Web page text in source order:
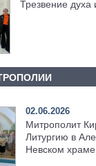
Трезвение
02.06.2026
Митрополит
Литургию в
Невском